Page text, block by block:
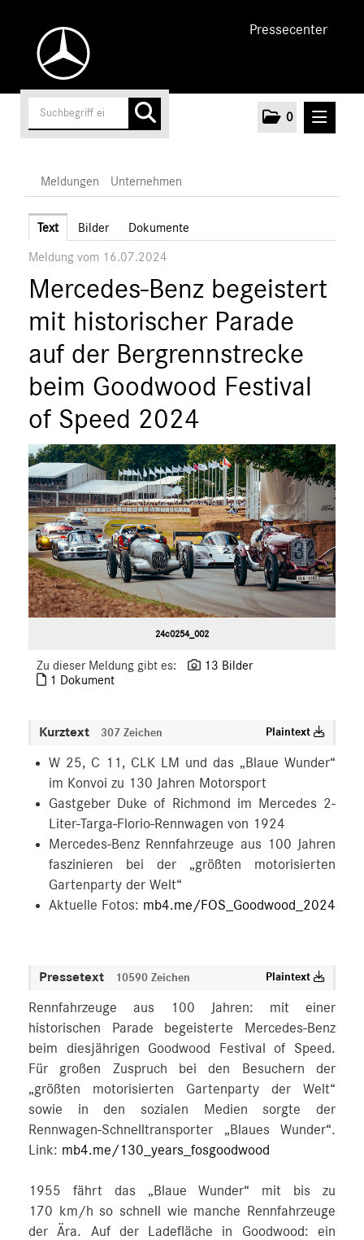
Pressecenter
0
Unternehmen
Marken & Produkte
MEDIA
ÜBER UNS
ANSPRECHPARTNER
Meldungen Unternehmen
Text Bilder Dokumente
Meldung vom 16.07.2024
Mercedes-Benz begeistert
mit historischer Parade
auf der Bergrennstrecke
beim Goodwood Festival
of Speed 2024
24c0254_002
Zu dieser Meldung gibt es:
13 Bilder
1 Dokument
Kurztext 307 Zeichen Plaintext
W 25, C 11, CLK LM und das „Blaue Wunder“
im Konvoi zu 130 Jahren Motorsport
Gastgeber Duke of Richmond im Mercedes 2-
Liter-Targa-Florio-Rennwagen von 1924
Mercedes-Benz Rennfahrzeuge aus 100 Jahren
faszinieren bei der „größten motorisierten
Gartenparty der Welt“
Aktuelle Fotos: mb4.me/FOS_Goodwood_2024
Pressetext 10590 Zeichen Plaintext
Rennfahrzeuge aus 100 Jahren: mit einer
historischen Parade begeisterte Mercedes-Benz
beim diesjährigen Goodwood Festival of Speed.
Für großen Zuspruch bei den Besuchern der
„größten motorisierten Gartenparty der Welt“
sowie in den sozialen Medien sorgte der
Rennwagen-Schnelltransporter „Blaues Wunder“.
Link: mb4.me/130_years_fosgoodwood
1955 fährt das „Blaue Wunder“ mit bis zu
170 km/h so schnell wie manche Rennfahrzeuge
der Ära. Auf der Ladefläche in Goodwood: ein